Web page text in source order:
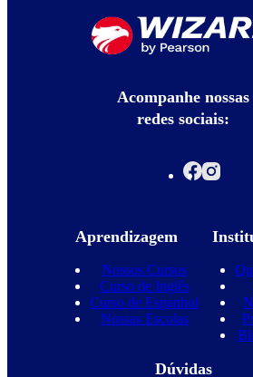
Acompanhe nossas
redes sociais:
Aprendizagem
Nossos Cursos
Curso de Inglês
Curso de Espanhol
Nossas Escolas
Dúvidas